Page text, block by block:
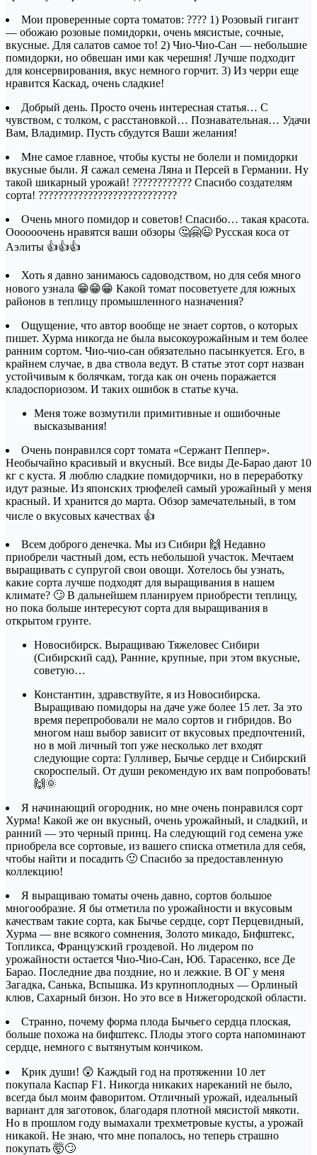
Мои проверенные сорта томатов: ???? 1) Розовый гигант
— обожаю розовые помидорки, очень мясистые, сочные,
вкусные. Для салатов самое то! 2) Чио-Чио-Сан — небольшие
помидорки, но обвешан ими как черешня! Лучше подходит
для консервирования, вкус немного горчит. 3) Из черри еще
нравится Каскад, очень сладкие!
Добрый день. Просто очень интересная статья… С
чувством, с толком, с расстановкой… Познавательная… Удачи
Вам, Владимир. Пусть сбудутся Ваши желания!
Мне самое главное, чтобы кусты не болели и помидорки
вкусные были. Я сажал семена Ляна и Персей в Германии. Ну
такой шикарный урожай! ???????????? Спасибо создателям
сорта! ????????????????????????????
Очень много помидор и советов! Спасибо… такая красота.
Оооооочень нравятся ваши обзоры 🤔🤗😉 Русская коса от
Аэлиты 👍👍👍
Хоть я давно занимаюсь садоводством, но для себя много
нового узнала 😁😁😁 Какой томат посоветуете для южных
районов в теплицу промышленного назначения?
Ощущение, что автор вообще не знает сортов, о которых
пишет. Хурма никогда не была высокоурожайным и тем более
ранним сортом. Чио-чио-сан обязательно пасынкуется. Его, в
крайнем случае, в два ствола ведут. В статье этот сорт назван
устойчивым к болячкам, тогда как он очень поражается
кладоспориозом. И таких ошибок в статье куча.
Меня тоже возмутили примитивные и ошибочные
высказывания!
Очень понравился сорт томата «Сержант Пеппер».
Необычайно красивый и вкусный. Все виды Де-Барао дают 10
кг с куста. Я люблю сладкие помидорчики, но в переработку
идут разные. Из японских трюфелей самый урожайный у меня
красный. И хранится до марта. Обзор замечательный, в том
числе о вкусовых качествах 👍
Всем доброго денечка. Мы из Сибири 🙌 Недавно
приобрели частный дом, есть небольшой участок. Мечтаем
выращивать с супругой свои овощи. Хотелось бы узнать,
какие сорта лучше подходят для выращивания в нашем
климате? 🙄 В дальнейшем планируем приобрести теплицу,
но пока больше интересуют сорта для выращивания в
открытом грунте.
Новосибирск. Выращиваю Тяжеловес Сибири
(Сибирский сад), Ранние, крупные, при этом вкусные,
советую…
Константин, здравствуйте, я из Новосибирска.
Выращиваю помидоры на даче уже более 15 лет. За это
время перепробовали не мало сортов и гибридов. Во
многом наш выбор зависит от вкусовых предпочтений,
но в мой личный топ уже несколько лет входят
следующие сорта: Гулливер, Бычье сердце и Сибирский
скороспелый. От души рекомендую их вам попробовать!
🙌🌞
Я начинающий огородник, но мне очень понравился сорт
Хурма! Какой же он вкусный, очень урожайный, и сладкий, и
ранний — это черный принц. На следующий год семена уже
приобрела все сортовые, из вашего списка отметила для себя,
чтобы найти и посадить 🙂 Спасибо за предоставленную
коллекцию!
Я выращиваю томаты очень давно, сортов большое
многообразие. Я бы отметила по урожайности и вкусовым
качествам такие сорта, как Бычье сердце, сорт Перцевидный,
Хурма — вне всякого сомнения, Золото микадо, Бифштекс,
Топликса, Французский гроздевой. Но лидером по
урожайности остается Чио-Чио-Сан, Юб. Тарасенко, все Де
Барао. Последние два поздние, но и лежкие. В ОГ у меня
Загадка, Санька, Вспышка. Из крупноплодных — Орлиный
клюв, Сахарный бизон. Но это все в Нижегородской области.
Странно, почему форма плода Бычьего сердца плоская,
больше похожа на бифштекс. Плоды этого сорта напоминают
сердце, немного с вытянутым кончиком.
Крик души! 😲 Каждый год на протяжении 10 лет
покупала Каспар F1. Никогда никаких нареканий не было,
всегда был моим фаворитом. Отличный урожай, идеальный
вариант для заготовок, благодаря плотной мясистой мякоти.
Но в прошлом году вымахали трехметровые кусты, а урожай
никакой. Не знаю, что мне попалось, но теперь страшно
покупать 🤯🙄